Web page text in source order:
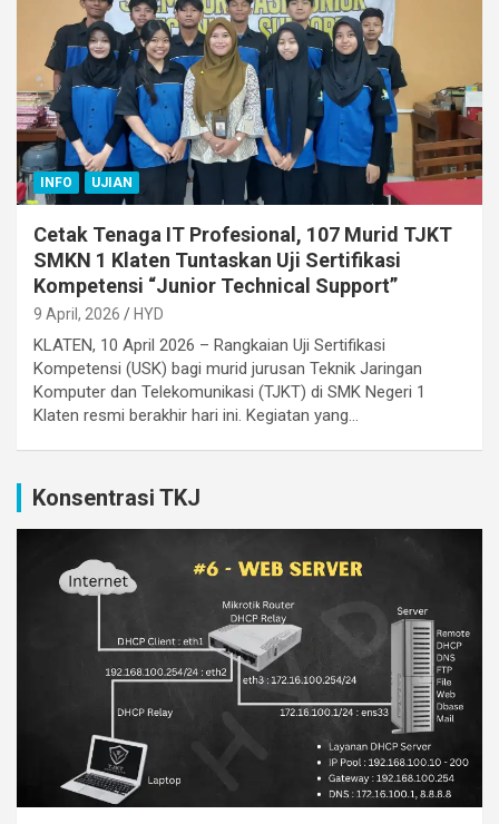
INFO UJIAN
Cetak Tenaga IT Profesional, 107 Murid TJKT
SMKN 1 Klaten Tuntaskan Uji Sertifikasi
Kompetensi “Junior Technical Support”
9 April, 2026 HYD
KLATEN, 10 April 2026 – Rangkaian Uji Sertifikasi
Kompetensi (USK) bagi murid jurusan Teknik Jaringan
Komputer dan Telekomunikasi (TJKT) di SMK Negeri 1
Klaten resmi berakhir hari ini. Kegiatan yang…
Konsentrasi TKJ